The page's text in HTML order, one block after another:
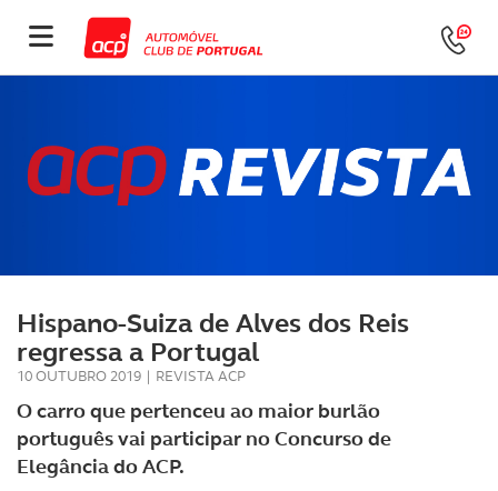
Hispano-Suiza de Alves dos Reis
regressa a Portugal
10 OUTUBRO 2019 | REVISTA ACP
O carro que pertenceu ao maior burlão
português vai participar no Concurso de
Elegância do ACP.